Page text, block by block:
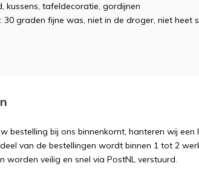
kussens, tafeldecoratie, gordijnen
: 30 graden fijne was, niet in de droger, niet heet
bestelling bij ons binnenkomt, hanteren wij een
van de bestellingen wordt binnen 1 tot 2
worden veilig en snel via PostNL verstuurd.